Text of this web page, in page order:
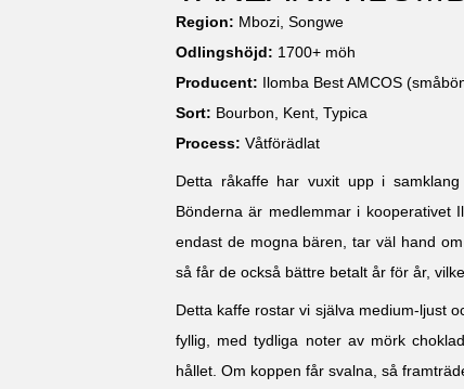
Region: Mbozi, Songwe
Odlingshöjd: 1700+ möh
Producent: Ilomba Best AMCOS
Sort: Bourbon, Kent, Typica
Process: Våtförädlat
Detta råkaffe har vuxit upp i
Bönderna är medlemmar i kooperativet
endast de mogna bären, tar väl hand
så får de också bättre betalt år för år,
Detta kaffe rostar vi själva medium-ljust
fyllig, med tydliga noter av mörk
hållet. Om koppen får svalna, så